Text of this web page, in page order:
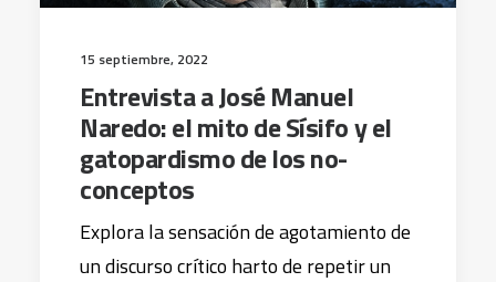
15 septiembre, 2022
Entrevista a José Manuel
Naredo: el mito de Sísifo y el
gatopardismo de los no-
conceptos
Explora la sensación de agotamiento de
un discurso crítico harto de repetir un